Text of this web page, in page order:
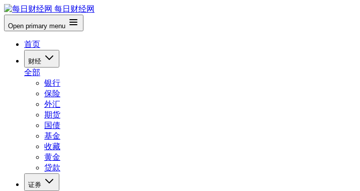
每日财经网
Open primary menu
首页
财经
全部
银行
保险
外汇
期货
国债
基金
收藏
黄金
贷款
证券